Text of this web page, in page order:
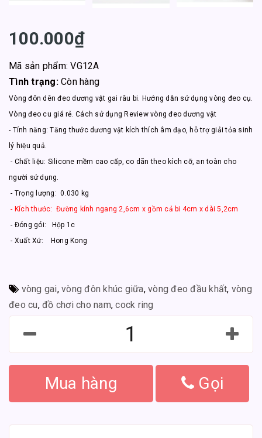
100.000₫
Mã sản phẩm: VG12A
Tình trạng: Còn hàng
Vòng đôn dên đeo dương vật gai râu bi. Hướng dẫn sử dụng vòng đeo cụ.
Vòng đeo cu giá rẻ. Cách sử dụng Review vòng đeo dương vật
- Tính năng: Tăng thước dương vật kích thích âm đạo, hỗ trợ giải tỏa sinh
lý hiệu quả.
- Chất liệu: Silicone mềm cao cấp, co dãn theo kích cỡ, an toàn cho
người sử dụng.
- Trọng lượng: 0.030 kg
- Kích thước: Đường kính ngang 2,6cm x gồm cả bi 4cm x dài 5,2cm
- Đóng gói: Hộp 1c
- Xuất Xứ: Hong Kong
vòng gai, vòng đôn khúc giữa, vòng đeo đầu khất, vòng
đeo cu, đồ chơi cho nam,cock ring
Mua hàng Gọi